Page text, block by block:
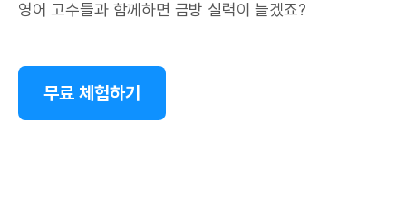
영어 고수들과 함께하면 금방 실력이 늘겠죠?
무료 체험하기